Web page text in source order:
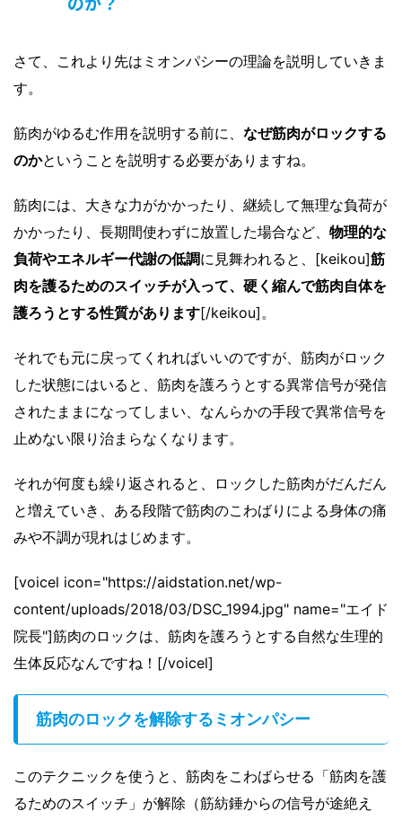
さて、これより先はミオンパシーの理論を説明していきま
す。
筋肉がゆるむ作用を説明する前に、 なぜ筋肉がロックする
のかということを説明する必要がありますね。
筋肉には、大きな力がかかったり、継続して無理な負荷が
かかったり、長期間使わずに放置した場合など、 物理的な
負荷やエネルギー代謝の低調に見舞われると、[keikou]筋
肉を護るためのスイッチが入って、硬く縮んで筋肉自体を
護ろうとする性質があります[/keikou]。
それでも元に戻ってくれればいいのですが、筋肉がロック
した状態にはいると、筋肉を護ろうとする異常信号が発信
されたままになってしまい、なんらかの手段で異常信号を
止めない限り治まらなくなります。
それが何度も繰り返されると、ロックした筋肉がだんだん
と増えていき、ある段階で筋肉のこわばりによる身体の痛
みや不調が現れはじめます。
[voicel icon="https://aidstation.net/wp-
content/uploads/2018/03/DSC_1994.jpg" name="エイド
院長"]筋肉のロックは、筋肉を護ろうとする自然な生理的
生体反応なんですね！[/voicel]
筋肉のロックを解除するミオンパシー
このテクニックを使うと、筋肉をこわばらせる「筋肉を護
るためのスイッチ」が解除（筋紡錘からの信号が途絶え